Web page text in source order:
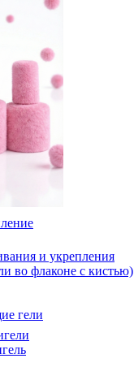
и укрепления
во флаконе с кистью)
гели